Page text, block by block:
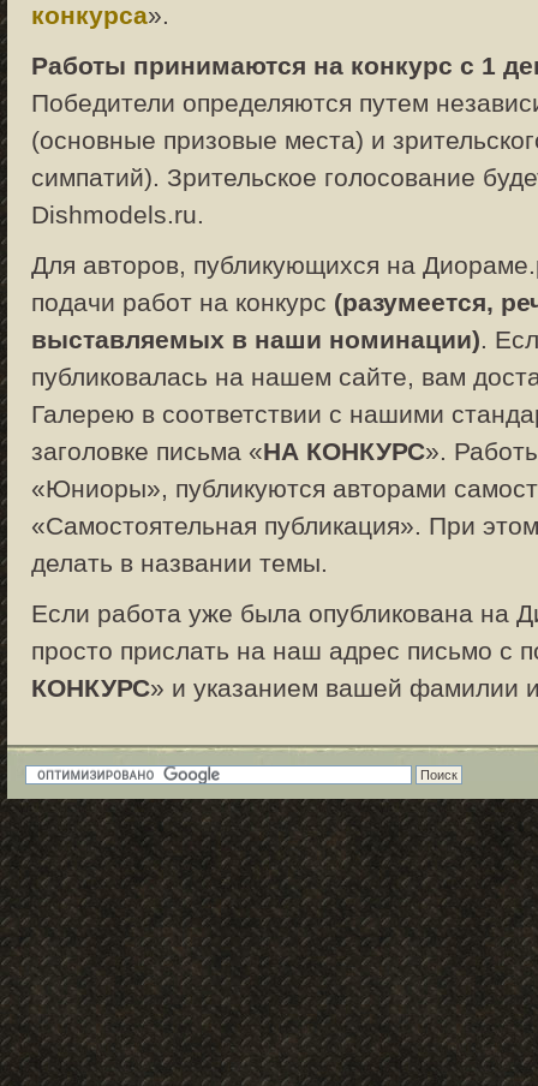
конкурса».
Работы принимаются на конкурс с 1
Победители определяются путем
(основные призовые места) и
симпатий). Зрительское голосование
Dishmodels.ru.
Для авторов, публикующихся на
подачи работ на конкурс (разумеется,
выставляемых в наши номинации).
публиковалась на нашем сайте, вам
Галерею в соответствии с нашими
заголовке письма «НА КОНКУРС».
«Юниоры», публикуются авторами
«Самостоятельная публикация». При
делать в названии темы.
Если работа уже была опубликована на
просто прислать на наш адрес письмо с
КОНКУРС» и указанием вашей фамилии